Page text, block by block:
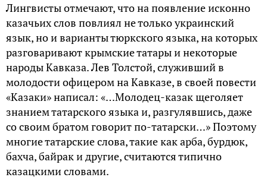
Лингвисты отмечают, что на появление исконно
казачьих слов повлиял не только украинский
язык, но и варианты тюркского языка, на которых
разговаривают крымские татары и некоторые
народы Кавказа. Лев Толстой, служивший в
молодости офицером на Кавказе, в своей повести
«Казаки» написал: «…Молодец-казак щеголяет
знанием татарского языка и, разгулявшись, даже
со своим братом говорит по-татарски…» Поэтому
многие татарские слова, такие как арба, бурдюк,
бахча, байрак и другие, считаются типично
казацкими словами.